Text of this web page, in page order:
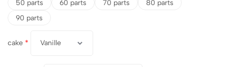
50 parts
60 parts 70 parts
80 parts
90 parts
cake *